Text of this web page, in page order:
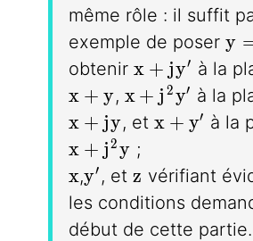
même rôle : il suffit
exemple de poser y
y
obtenir x + jy'
x + jy′ à la
x + y
x + y, x + j^2y'
x + j 2y′ à la
x + jy
x + jy, et x + y'
x + y′ à la
x + j^2y
x + j2y ;
x
x,y'
y′ , et z
z vérifiant
les conditions
début de cette partie.